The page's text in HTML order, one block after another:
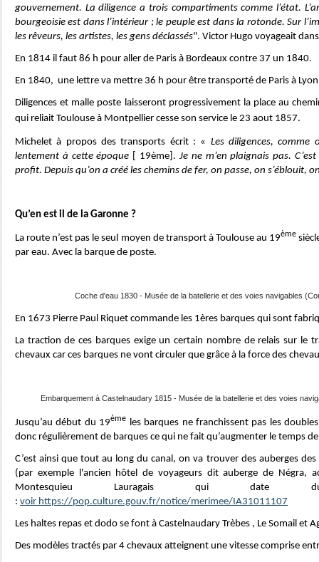
gouvernement. La diligence a trois compartiments comme l’état.
bourgeoisie est dans l’intérieur ; le peuple est dans la rotonde. Sur
les rêveurs, les artistes, les gens déclassés". Victor Hugo voyageait
En 1814 il faut 86 h pour aller de Paris à Bordeaux contre 37 un 1840.
En 1840, une lettre va mettre 36 h pour être transporté de Paris à
Diligences et malle poste laisseront progressivement la place au
qui reliait Toulouse à Montpellier cesse son service le 23 aout 1857.
Michelet à propos des transports écrit : « Les diligences,
lentement à cette époque [ 19ème]. Je ne m’en plaignais pas.
profit. Depuis qu’on a créé les chemins de fer, on passe, on s’éblouit,
Qu’en est il de la Garonne ?
La route n’est pas le seul moyen de transport à Toulouse au 19ème
par eau. Avec la barque de poste.
Coche d'eau 1830 - Musée de la batellerie et des voies navigables
En 1673 Pierre Paul Riquet commande les 1ères barques qui sont
La traction de ces barques exige un certain nombre de relais sur le
chevaux car ces barques ne vont circuler que grâce à la force des
Embarquement à Castelnaudary 1815 - Musée de la batellerie et des voies
Jusqu’au début du 19ème
les barques ne franchissent pas les
donc régulièrement de barques ce qui ne fait qu’augmenter le temps
C’est ainsi que tout au long du canal, on va trouver des auberges
(par exemple l'ancien hôtel de voyageurs dit auberge de Négra,
Montesquieu Lauragais qui date
: voir https://pop.culture.gouv.fr/notice/merimee/IA31011107
Les haltes repas et dodo se font à Castelnaudary Trèbes , Le Somail et
Des modèles tractés par 4 chevaux atteignent une vitesse comprise